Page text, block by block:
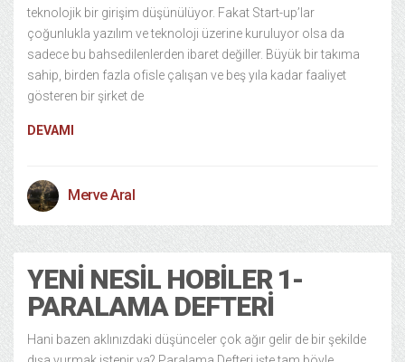
teknolojik bir girişim düşünülüyor. Fakat Start-up’lar
çoğunlukla yazılım ve teknoloji üzerine kuruluyor olsa da
sadece bu bahsedilenlerden ibaret değiller. Büyük bir takıma
sahip, birden fazla ofisle çalışan ve beş yıla kadar faaliyet
gösteren bir şirket de
DEVAMI
Merve Aral
YENI NESIL HOBILER 1-
PARALAMA DEFTERI
Hani bazen aklınızdaki düşünceler çok ağır gelir de bir şekilde